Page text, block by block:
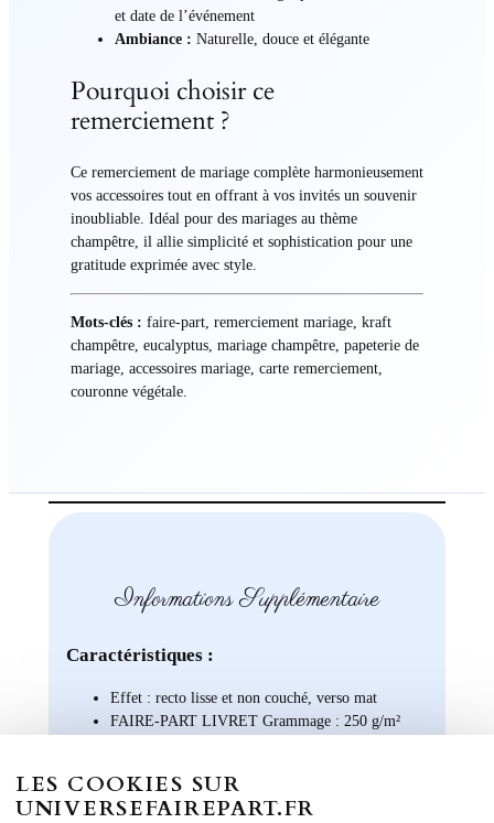
et date de l’événement
Ambiance : Naturelle, douce et élégante
Pourquoi choisir ce
remerciement ?
Ce remerciement de mariage complète harmonieusement
vos accessoires tout en offrant à vos invités un souvenir
inoubliable. Idéal pour des mariages au thème
champêtre, il allie simplicité et sophistication pour une
gratitude exprimée avec style.
Mots-clés : faire-part, remerciement mariage, kraft
champêtre, eucalyptus, mariage champêtre, papeterie de
mariage, accessoires mariage, carte remerciement,
couronne végétale.
Informations Supplémentaire
Caractéristiques :
Effet : recto lisse et non couché, verso mat
FAIRE-PART LIVRET Grammage : 250 g/m²
Formats disponibles :
LES COOKIES SUR
UNIVERSEFAIREPART.FR